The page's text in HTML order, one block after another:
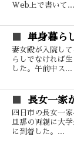
Web上で書いて...
単身暮ら
妻女殿が入院し
らしでなければ
した。午前中ス...
長女一家
四日市の長女一
旦那の両親に大
に到着した。...